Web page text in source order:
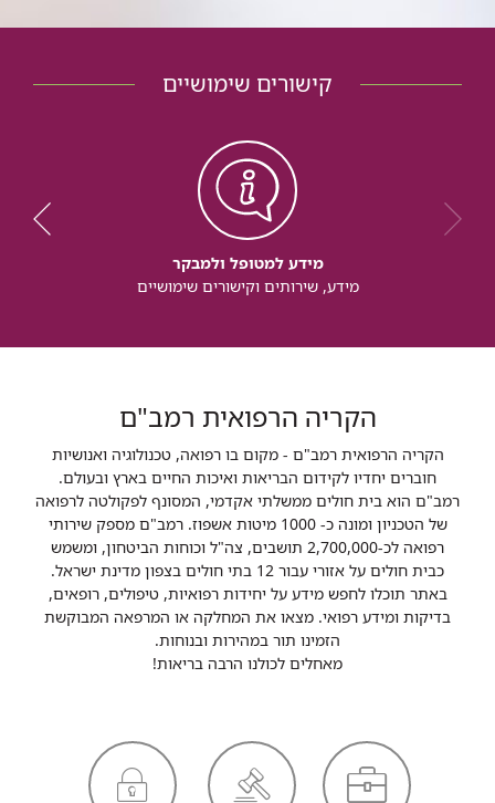
קישורים שימושיים
מידע למטופל ולמבקר
מידע, שירותים וקישורים שימושיים
הקריה הרפואית רמב"ם
הקריה הרפואית רמב"ם - מקום בו רפואה, טכנולוגיה ואנושיות
חוברים יחדיו לקידום הבריאות ואיכות החיים בארץ ובעולם.
רמב"ם הוא בית חולים ממשלתי אקדמי, המסונף לפקולטה לרפואה
של הטכניון ומונה כ- 1000 מיטות אשפוז. רמב"ם מספק שירותי
רפואה לכ-2,700,000 תושבים, צה"ל וכוחות הביטחון, ומשמש
כבית חולים על אזורי עבור 12 בתי חולים בצפון מדינת ישראל.
באתר תוכלו לחפש מידע על יחידות רפואיות, טיפולים, רופאים,
בדיקות ומידע רפואי. מצאו את המחלקה או המרפאה המבוקשת
הזמינו תור במהירות ובנוחות.
מאחלים לכולנו הרבה בריאות!